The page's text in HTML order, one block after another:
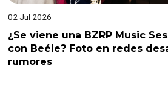
02 Jul 2026
¿Se viene una BZRP Music
con Beéle? Foto en redes
rumores